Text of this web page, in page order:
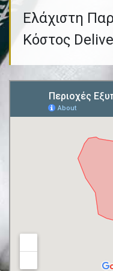
Ελάχιστη
Κόστος